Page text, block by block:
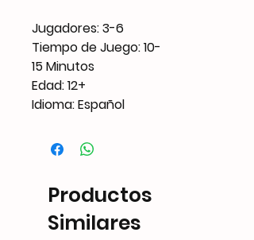
Jugadores: 3-6
Tiempo de Juego: 10-
15 Minutos
Edad: 12+
Idioma: Español
Productos
Similares